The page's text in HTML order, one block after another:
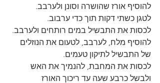
להוסיף אורז שהושרה וסונן ולערבב.
לטגן כשתי דקות תוך כדי ערבוב.
לכסות את התבשיל במים רותחים ולערבב.
להוסיף מלח, לערבב, לטעום את הנוזלים
של התבשיל לתיקון טעמים.
לכסות את המחבת, להנמיך את האש
ולבשל כרבע שעה עד ריכוך האורז